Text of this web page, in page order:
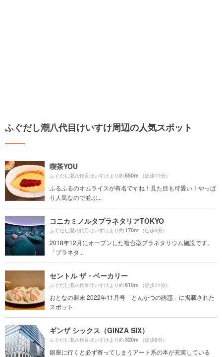
ふぐだし潮八代目けいすけ周辺の人気スポット
喫茶YOU
ふぐだし潮八代目けいすけより約650m （徒歩11分）
ふるふるのオムライスが有名ですね！見た目も可愛い！やっぱ
り人気なので並ぶ...
コニカミノルタプラネタリアTOKYO
ふぐだし潮八代目けいすけより約170m （徒歩3分）
2018年12月にオープンした複合型プラネタリウム施設です。
「プラネタ...
セントル ザ・ベーカリー
ふぐだし潮八代目けいすけより約610m （徒歩11分）
おとなの週末 2022年11月号「とんかつの誘惑」に掲載された
スポット
ギンザ シックス（GINZA SIX）
ふぐだし潮八代目けいすけより約320m （徒歩6分）
銀座に行くと必ず寄ってしまうアート系の本が充実している